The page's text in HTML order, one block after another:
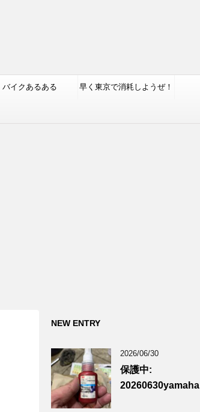
バイクあるある 早く東京で消耗しようぜ！
NEW ENTRY
2026/06/30
保護中:
20260630yamaha